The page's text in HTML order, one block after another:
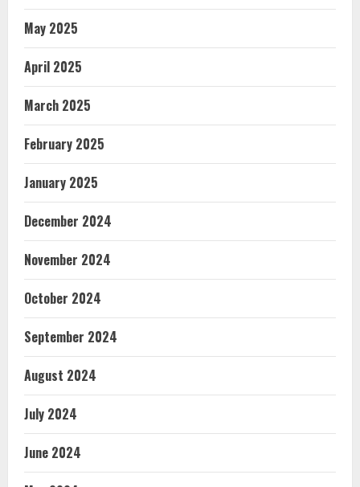
May 2025
April 2025
March 2025
February 2025
January 2025
December 2024
November 2024
October 2024
September 2024
August 2024
July 2024
June 2024